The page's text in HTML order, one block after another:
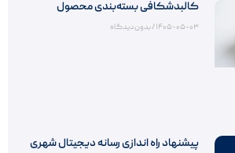
کالبدشکافی بسته‌بندی محصول
۱۴۰۵-۰۵-۰۳ بدون دیدگاه
پیشنهاد راه اندازی رسانه دیجیتال شهری